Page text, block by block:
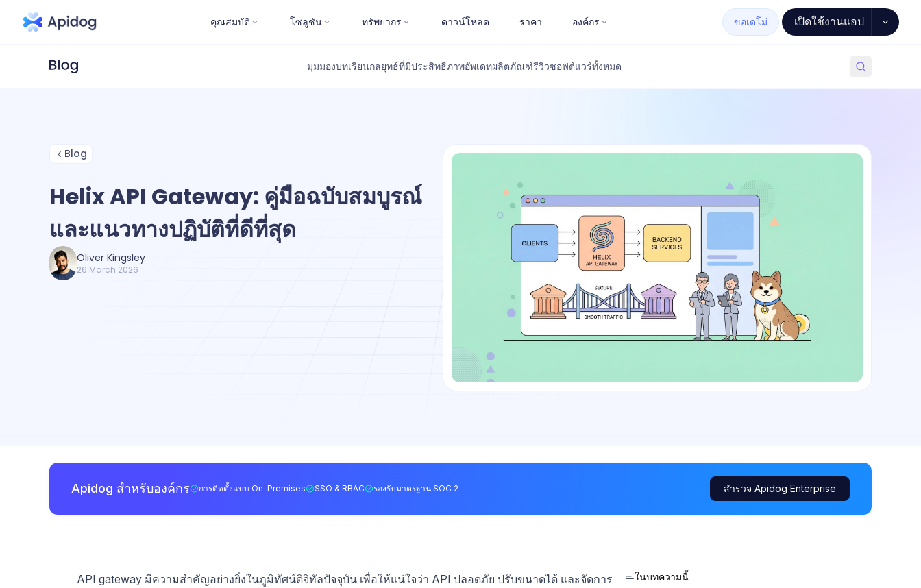
คุณสมบัติ โซลูชัน ทรัพยากร ดาวน์โหลด ราคา องค์กร ขอเดโม่ เปิดใช้งานแอป
มุมมองบทเรียนกลยุทธ์ที่มีประสิทธิภาพอัพเดทผลิตภัณฑ์รีวิวซอฟต์แวร์ทั้งหมด
Blog
Helix API Gateway: คู่มือฉบับสมบูรณ์
และแนวทางปฏิบัติที่ดีที่สุด
Oliver Kingsley
26 March 2026
Apidog สำหรับองค์กร การติดตั้งแบบ On-Premises SSO & RBAC รองรับมาตรฐาน SOC 2 สำรวจ Apidog Enterprise
API gateway มีความสำคัญอย่างยิ่งในภูมิทัศน์ดิจิทัลปัจจุบัน เพื่อให้แน่ใจว่า API ปลอดภัย ปรับขนาดได้ และจัดการ
ในบทความนี้